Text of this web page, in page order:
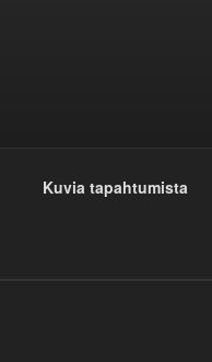
Kuvia tapahtumista